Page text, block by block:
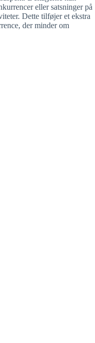
eller satsninger på
Dette tilføjer et ekstra
der minder om